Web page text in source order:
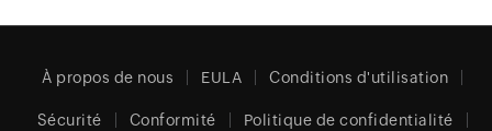
À propos de nous EULA Conditions d'utilisation
Sécurité Conformité Politique de confidentialité